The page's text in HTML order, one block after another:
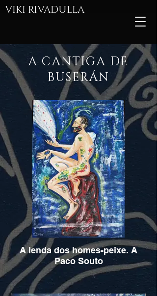
VIKI RIVADULLA
A CANTIGA DE
BUSERÁN
A lenda dos homes-peixe. A
Paco Souto